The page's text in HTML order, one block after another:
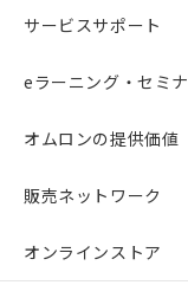
サービスサポート
eラーニング・セミナ
オムロンの提供価値
販売ネットワーク
オンラインストア